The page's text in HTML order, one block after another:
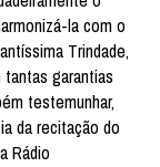
la com o
Trindade,
garantias
testemunhar,
da recitação do
Rádio